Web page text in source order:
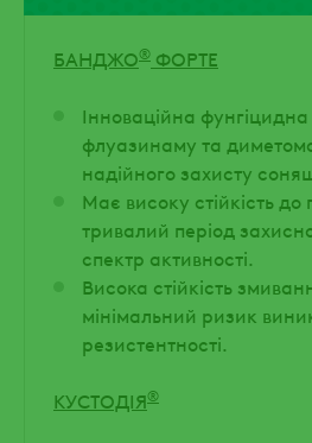
БАНДЖО® ФОРТЕ
Інноваційна
флуазинаму та
надійного захисту
Має високу стійкість
тривалий період
спектр активності.
Висока стійкість
мінімальний ризик
резистентності.
КУСТОДІЯ®